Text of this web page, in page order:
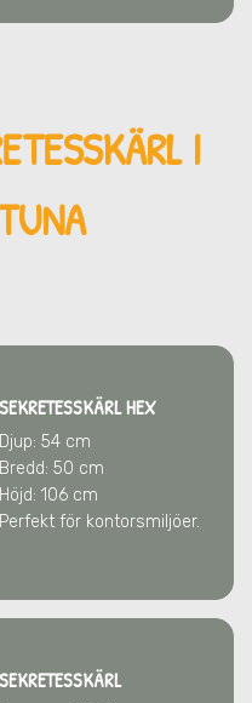
I
SEKRETESSKÄRL HEX
Djup: 54 cm
Bredd: 50 cm
Höjd: 106 cm
Perfekt för kontorsmiljöer.
SEKRETESSKÄRL